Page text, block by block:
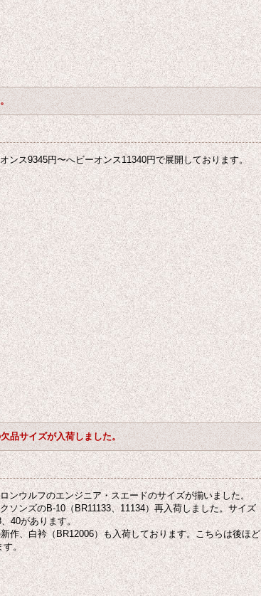
ンス9345円〜へビーオンス11340円で展開しております。
品サイズが入荷しました。
ンウルフのエンジニア・スエードのサイズが揃いました。
ソンズのB-10（BR11133、11134）再入荷しました。サイズ
40があります。
新作、白衿（BR12006）も入荷しております。こちらは後ほど
す。